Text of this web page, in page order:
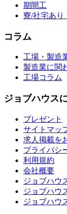
期間工
寮/社宅あり
コラム
工場・製造
製造業に関
工場コラム
ジョブハウス
プレゼント
サイトマッ
求人掲載を
プライバシ
利用規約
会社概要
ジョブハウ
ジョブハウ
ジョブハウ